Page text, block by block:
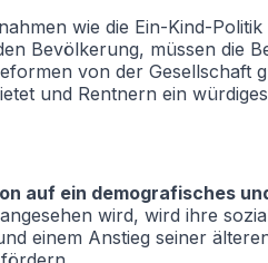
wie die Ein-Kind-
Bevölkerung, müssen die
von der Gesellschaft
und Rentnern ein
auf ein demografisches
wird, wird ihre
einem Anstieg seiner